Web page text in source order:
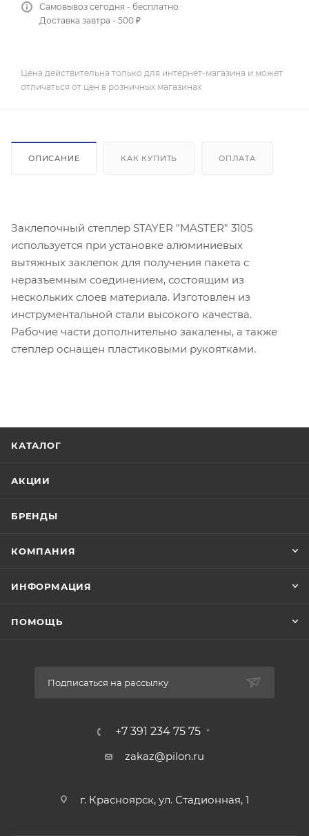
Самовывоз сегодня - бесплатно
Доставка завтра - 500 ₽
Цена действительна только для интернет-магазина и может
отличаться от цен в розничных магазинах
ОПИСАНИЕ КАК КУПИТЬ ОПЛАТА
Заклепочный степлер STAYER "MASTER" 3105
используется при установке алюминиевых
вытяжных заклепок для получения пакета с
неразъемным соединением, состоящим из
нескольких слоев материала. Изготовлен из
инструментальной стали высокого качества.
Рабочие части дополнительно закалены, а также
степлер оснащен пластиковыми рукоятками.
КАТАЛОГ
АКЦИИ
БРЕНДЫ
КОМПАНИЯ
ИНФОРМАЦИЯ
ПОМОЩЬ
Подписаться на рассылку
+7 391 234 75 75
zakaz@pilon.ru
г. Красноярск, ул. Стадионная, 1